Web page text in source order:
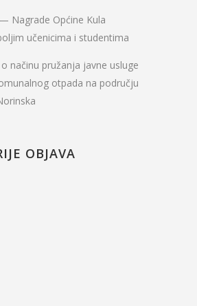
— Nagrade Općine Kula
učenicima i studentima
načinu pružanja javne usluge
otpada na području
OBJAVA